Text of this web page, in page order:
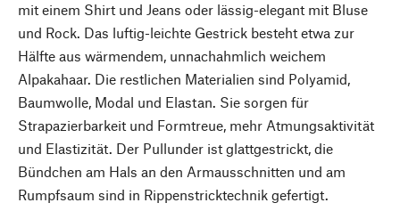
mit einem Shirt und Jeans oder lässig-elegant mit Bluse
und Rock. Das luftig-leichte Gestrick besteht etwa zur
Hälfte aus wärmendem, unnachahmlich weichem
Alpakahaar. Die restlichen Materialien sind Polyamid,
Baumwolle, Modal und Elastan. Sie sorgen für
Strapazierbarkeit und Formtreue, mehr Atmungsaktivität
und Elastizität. Der Pullunder ist glattgestrickt, die
Bündchen am Hals an den Armausschnitten und am
Rumpfsaum sind in Rippenstricktechnik gefertigt.